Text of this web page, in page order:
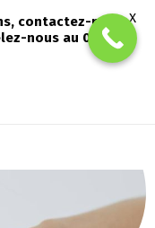
contactez-nous
nous au 05 56
X